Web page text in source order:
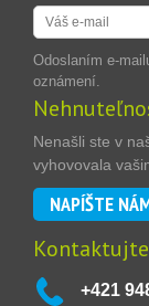
Odoslaním e-
oznámení.
Nenašli ste v
vyhovovala
NAPÍŠTE
+421